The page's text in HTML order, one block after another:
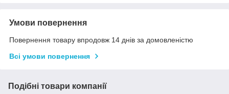
Умови повернення
Повернення товару впродовж 14 днів за домовленістю
Всі умови повернення
Подібні товари компанії